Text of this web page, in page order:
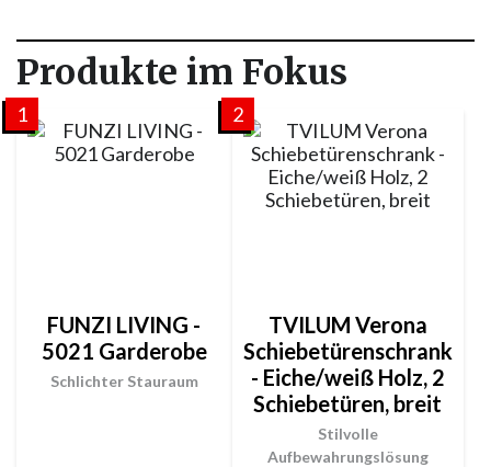
Produkte im Fokus
1
Schlichter Stauraum
FUNZI LIVING -
5021 Garderobe
2
Stilvolle
Aufbewahrungslösung
TVILUM Verona
Schiebetürenschrank
- Eiche/weiß Holz, 2
Schiebetüren, breit